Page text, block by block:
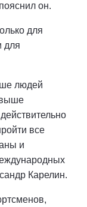
он.
для
для
людей
выше
все
и
Карелин.